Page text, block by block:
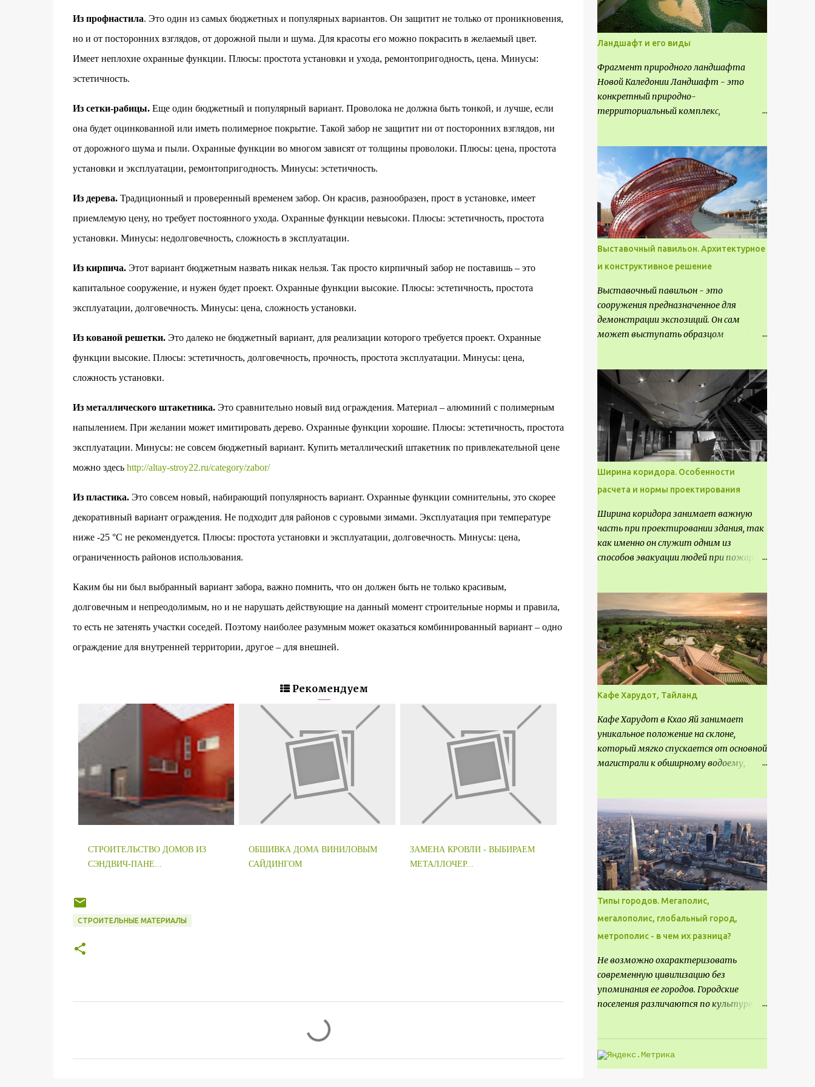
Из профнастила. Это один из самых бюджетных и популярных вариантов. Он защитит не только от проникновения,
но и от посторонних взглядов, от дорожной пыли и шума. Для красоты его можно покрасить в желаемый цвет.
Имеет неплохие охранные функции. Плюсы: простота установки и ухода, ремонтопригодность, цена. Минусы:
эстетичность.
Из сетки-рабицы.Еще один бюджетный и популярный вариант. Проволока не должна быть тонкой, и лучше, если
она будет оцинкованной или иметь полимерное покрытие. Такой забор не защитит ни от посторонних взглядов, ни
от дорожного шума и пыли. Охранные функции во многом зависят от толщины проволоки. Плюсы: цена, простота
установки и эксплуатации, ремонтопригодность. Минусы: эстетичность.
Из дерева. Традиционный и проверенный временем забор. Он красив, разнообразен, прост в установке, имеет
приемлемую цену, но требует постоянного ухода. Охранные функции невысоки. Плюсы: эстетичность, простота
установки. Минусы: недолговечность, сложность в эксплуатации.
Из кирпича. Этот вариант бюджетным назвать никак нельзя. Так просто кирпичный забор не поставишь – это
капитальное сооружение, и нужен будет проект. Охранные функции высокие. Плюсы: эстетичность, простота
эксплуатации, долговечность. Минусы: цена, сложность установки.
Из кованой решетки. Это далеко не бюджетный вариант, для реализации которого требуется проект. Охранные
функции высокие. Плюсы: эстетичность, долговечность, прочность, простота эксплуатации. Минусы: цена,
сложность установки.
Из металлического штакетника. Это сравнительно новый вид ограждения. Материал – алюминий с полимерным
напылением. При желании может имитировать дерево. Охранные функции хорошие. Плюсы: эстетичность, простота
эксплуатации. Минусы: не совсем бюджетный вариант. Купить металлический штакетник по привлекательной цене
можно здесь http://altay-stroy22.ru/category/zabor/
Из пластика.Это совсем новый, набирающий популярность вариант. Охранные функции сомнительны, это скорее
декоративный вариант ограждения. Не подходит для районов с суровыми зимами. Эксплуатация при температуре
ниже -25 °C не рекомендуется. Плюсы: простота установки и эксплуатации, долговечность. Минусы: цена,
ограниченность районов использования.
Каким бы ни был выбранный вариант забора, важно помнить, что он должен быть не только красивым,
долговечным и непреодолимым, но и не нарушать действующие на данный момент строительные нормы и правила,
то есть не затенять участки соседей. Поэтому наиболее разумным может оказаться комбинированный вариант – одно
ограждение для внутренней территории, другое – для внешней.
Рекомендуем
СТРОИТЕЛЬСТВО ДОМОВ ИЗ
СЭНДВИЧ-ПАНЕ...
ОБШИВКА ДОМА ВИНИЛОВЫМ
САЙДИНГОМ
ЗАМЕНА КРОВЛИ - ВЫБИРАЕМ
МЕТАЛЛОЧЕР...
СТРОИТЕЛЬНЫЕ МАТЕРИАЛЫ
Ландшафт и его виды
Фрагмент природного ландшафта
Новой Каледонии Ландшафт - это
конкретный природно-
территориальный комплекс,
карте и географическое название.
Различают несколько видов
ландшафта, которые отличаются
друг от друга не только оформлением,
но и видом деятельность происходящей
на них. Одни используют в качестве
выращивания агрокультур. Другие для
строительства населенных пунктов и
т.д.
Выставочный павильон. Архитектурное
и конструктивное решение
Выставочный павильон - это
сооружения предназначенное для
демонстрации экспозиций. Он сам
может выступать образцом
достижений. Как правило, это
относится к международным и
всемирным выставкам. Выставочные
павильоны классифицируют на:
универсальные тематические
временные постоянные передвижные
стационарные Назначение
выставочных павильонов - показ
экспозиции, с целью информации,
пропаганды, рекламы, внедрения новых
технологий, обмен опытом,
привлечения внимания и т.д.
Ширина коридора. Особенности
расчета и нормы проектирования
Ширина коридора занимает важную
часть при проектировании здания, так
как именно он служит одним из
способов эвакуации людей при пожаре.
выполнять правильный расчет. Все
особенности рассмотрим в данной
статье.
Кафе Харудот, Тайланд
Кафе Харудот в Кхао Яй занимает
уникальное положение на склоне,
который мягко спускается от основной
магистрали к обширному водоему,
месте не только потенциал для
создания проекта кафе, но и
возможность обустроить
общедоступную смотровую площадку,
куда прохожие могли бы свободно
попасть, не заходя в само заведение.
Типы городов. Мегаполис,
мегалополис, глобальный город,
метрополис - в чем их разница?
Не возможно охарактеризовать
современную цивилизацию без
упоминания ее городов. Городские
поселения различаются по культуре,
более значимыми на протяжении всего
развития региона. Исторически